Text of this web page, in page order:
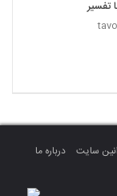
تفسیر
سایت
درباره ما